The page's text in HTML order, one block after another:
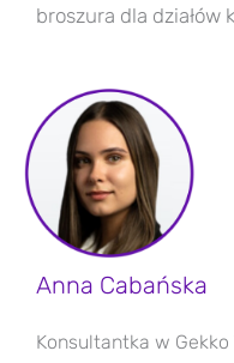
broszura dla działów
Anna Cabańska
Konsultantka w